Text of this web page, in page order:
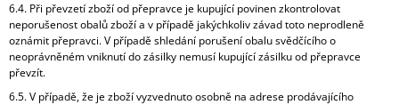
6.4. Při převzetí zboží od přepravce je kupující povinen zkontrolovat
neporušenost obalů zboží a v případě jakýchkoliv závad toto neprodleně
oznámit přepravci. V případě shledání porušení obalu svědčícího o
neoprávněném vniknutí do zásilky nemusí kupující zásilku od přepravce
převzít.
6.5. V případě, že je zboží vyzvednuto osobně na adrese prodávajícího